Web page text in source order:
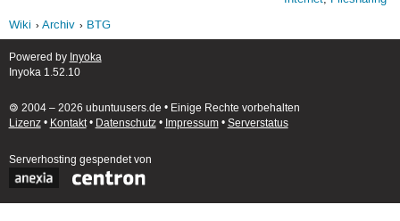
Wiki
Archiv BTG
Powered by Inyoka
Inyoka 1.52.10
🄯 2004 – 2026 ubuntuusers.de • Einige Rechte vorbehalten
Lizenz• Kontakt• Datenschutz• Impressum• Serverstatus
Serverhosting gespendet von